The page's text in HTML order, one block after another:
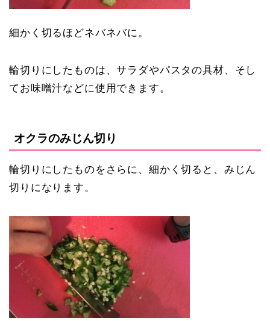
細かく切るほどネバネバに。
輪切りにしたものは、サラダやパスタの具材、そし
てお味噌汁などに使用できます。
オクラのみじん切り
輪切りにしたものをさらに、細かく切ると、みじん
切りになります。